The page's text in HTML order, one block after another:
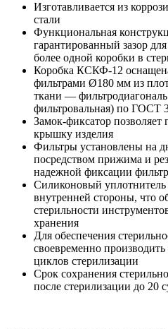
Изготавливается из
стали
Функциональная
гарантированный зазор
более одной коробки в
Коробка КСКФ-12
фильтрами Ø180 мм из
ткани — фильтродиагональ
фильтровальная) по ГОСТ
Замок-фиксатор позволяет
крышку изделия
Фильтры установлены на
посредством прижима и
надежной фиксации
Силиконовый
внутренней стороны, что
стерильности
хранения
Для обеспечения
своевременно
циклов стерилизации
Срок сохранения
после стерилизации до 20